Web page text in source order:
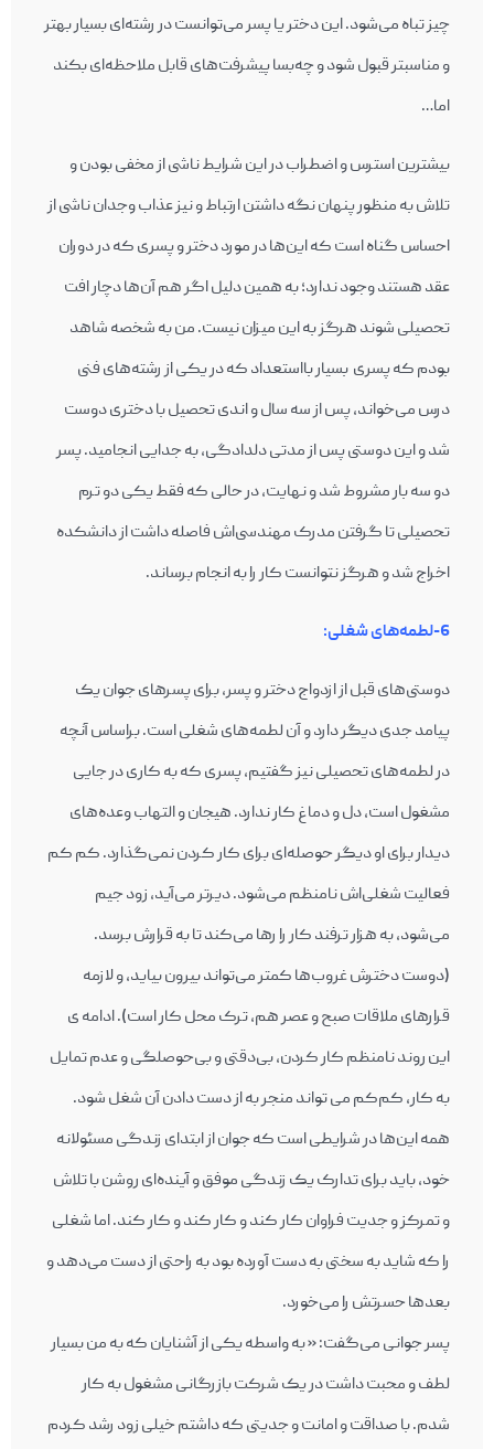
چیز تباه می‌‌شود. این دختر یا پسر می‌توانست در رشته‌ای بسیار بهتر
و مناسب‎تر قبول شود و چه‌بسا پیشرفت‌‎های قابل ملاحظه‌‎ای بکند
اما…
بیشترین استرس و اضطراب در این شرایط ناشی از مخفی بودن و
تلاش به منظور پنهان نگه داشتن ارتباط و نیز عذاب وجدان ناشی از
احساس گناه است که این‌ها در مورد دختر و پسری که در دوران
عقد هستند وجود ندارد؛ به همین دلیل اگر هم آن‌ها دچار افت
تحصیلی شوند هرگز به این میزان نیست. من به شخصه شاهد
بودم که پسری بسیار بااستعداد که در یکی از رشته‌‌های فنی
درس می‌‎خواند، پس از سه سال و اندی تحصیل با دختری دوست
شد و این دوستی پس از مدتی دلدادگی، به جدایی انجامید. پسر
دو سه بار مشروط شد و نهایت، در حالی که فقط یکی دو ترم
تحصیلی تا گرفتن مدرک مهندسی‌‎اش فاصله داشت از دانشکده
اخراج شد و هرگز نتوانست کار را به انجام برساند.
6-لطمه‌های شغلی:
دوستی‌‎های قبل از ازدواج دختر و پسر، برای پسرهای جوان یک
پیامد جدی دیگر دارد و آن لطمه‌های شغلی است. براساس آنچه
در لطمه‌های تحصیلی نیز گفتیم، پسری که به کاری در جایی
مشغول است، دل و دماغ کار ندارد. هیجان و التهاب وعده‌های
دیدار برای او دیگر حوصله‌‎ای برای کار کردن نمی‌گذارد. کم کم
فعالیت شغلی‌اش نامنظم می‌‎شود. دیرتر می‌آید، زود جیم
می‌شود، به هزار ترفند کار را رها می‌‎کند تا به قرارش برسد.
(دوست دخترش غروب‌ها کمتر می‌تواند بیرون بیاید، و لازمه
قرارهای ملاقات صبح و عصر هم، ترک محل کار است). ادامه ی
این روند نامنظم کار کردن، بی‌دقتی و بی‌حوصلگی و عدم تمایل
به کار، کم‌کم می تواند منجر به از دست دادن آن شغل شود.
همه این‌ها در شرایطی است که جوان از ابتدای زندگی مسئولانه
خود، باید برای تدارک یک زندگی موفق و آینده‌ا‎ی روشن با تلاش
و تمرکز و جدیت فراوان کار کند و کار کند و کار کند. اما شغلی
را که شاید به سختی به دست آورده بود به راحتی از دست می‌دهد و
بعدها حسرتش را می‌خورد.
پسر جوانی می‌گفت: « به واسطه یکی از آشنایان که به من بسیار
لطف و محبت داشت در یک شرکت بازرگانی مشغول به کار
شدم. با صداقت و امانت و جدیتی که داشتم خیلی زود رشد کردم